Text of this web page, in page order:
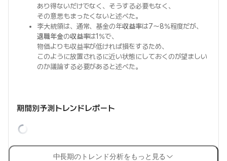
あり得ないだけでなく、そうする必要もなく、
その意思もまったくないと述べた。
李大統領は、通常、基金の年収益率は7〜8%程度だが、
退職年金の収益率は1%で、
物価よりも収益率が低ければ損をするため、
このように放置されるに近い状態にしておくのが望ましい
のか議論する必要があると述べた。
期間別予測トレンドレポート
中長期のトレンド分析をもっと見る